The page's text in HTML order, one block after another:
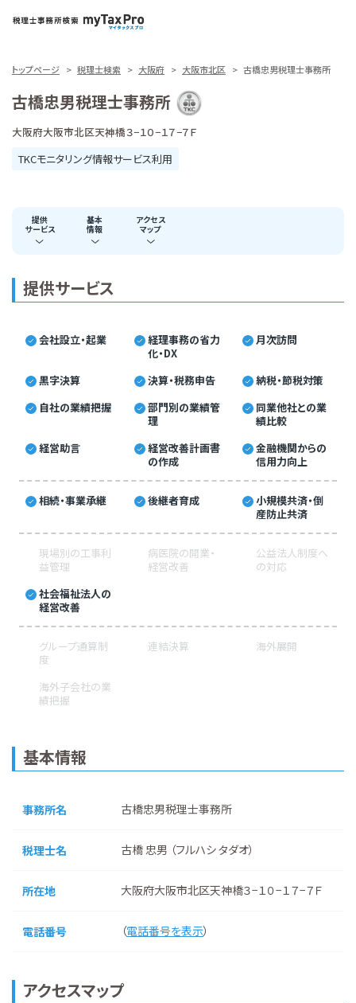
トップページ 税理士検索 大阪府 大阪市北区 古橋忠男税理士事務所
古橋忠男税理士事務所
大阪府大阪市北区天神橋３−１０−１７−７Ｆ
TKCモニタリング情報サービス利用
提供
サービス
基本
情報
アクセス
マップ
提供サービス
会社設立・起業
経理事務の省力
化・DX
月次訪問
黒字決算 決算・税務申告
納税・節税対策
自社の業績把握
部門別の業績管
理
同業他社との業
績比較
経営助言
経営改善計画書
の作成
金融機関からの
信用力向上
相続・事業承継 後継者育成
小規模共済・倒
産防止共済
現場別の工事利
益管理
病医院の開業・
経営改善
公益法人制度へ
の対応
社会福祉法人の
経営改善
グループ通算制
度
連結決算 海外展開
海外子会社の業
績把握
基本情報
事務所名 古橋忠男税理士事務所
税理士名 古橋 忠男 （フルハシ タダオ）
所在地 大阪府大阪市北区天神橋３−１０−１７−７Ｆ
電話番号 （電話番号を表示）
アクセスマップ